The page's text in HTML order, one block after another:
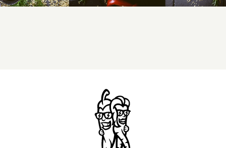
Savaitės meniu
D.U.K
Sąlygos ir taisyklės